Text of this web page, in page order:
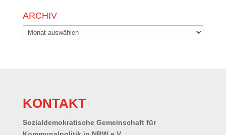
ARCHIV
Archiv
KONTAKT
Sozialdemokratische Gemeinschaft für